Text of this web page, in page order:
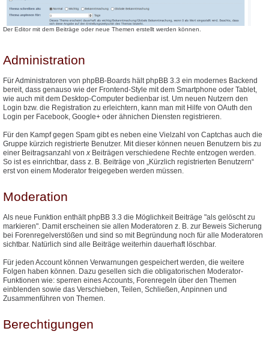
Der Editor mit dem Beiträge oder neue Themen erstellt werden können.
Administration
Für Administratoren von phpBB-Boards hält phpBB 3.3 ein modernes Backend
bereit, dass genauso wie der Frontend-Style mit dem Smartphone oder Tablet,
wie auch mit dem Desktop-Computer bedienbar ist. Um neuen Nutzern den
Login bzw. die Registration zu erleichtern, kann man mit Hilfe von OAuth den
Login per Facebook, Google+ oder ähnichen Diensten registrieren.
Für den Kampf gegen Spam gibt es neben eine Vielzahl von Captchas auch die
Gruppe kürzich registrierte Benutzer. Mit dieser können neuen Benutzern bis zu
einer Beitragsanzahl vonx Beiträgen verschiedene Rechte entzogen werden.
So ist es einrichtbar, dass z. B. Beiträge von „Kürzlich registrierten Benutzern“
erst von einem Moderator freigegeben werden müssen.
Moderation
Als neue Funktion enthält phpBB 3.3 die Möglichkeit Beiträge "als gelöscht zu
markieren". Damit erscheinen sie allen Moderatoren z. B. zur Beweis Sicherung
bei Forenregelverstößen und sind so mit Begründung noch für alle Moderatoren
sichtbar. Natürlich sind alle Beiträge weiterhin dauerhaft löschbar.
Für jeden Account können Verwarnungen gespeichert werden, die weitere
Folgen haben können. Dazu gesellen sich die obligatorischen Moderator-
Funktionen wie: sperren eines Accounts, Forenregeln über den Themen
einblenden sowie das Verschieben, Teilen, Schließen, Anpinnen und
Zusammenführen von Themen.
Berechtigungen